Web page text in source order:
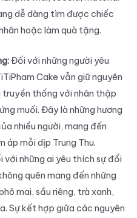
dễ dàng tìm được chiếc
hoặc làm quà tặng.
Đối với những người yêu
Cake vẫn giữ nguyên
truyền thống với nhân thập
muối. Đây là những hương
nhiều người, mang đến
mỗi dịp Trung Thu.
với những ai yêu thích sự đổi
quên mang đến những
mai, sầu riêng, trà xanh,
Sự kết hợp giữa các nguyên